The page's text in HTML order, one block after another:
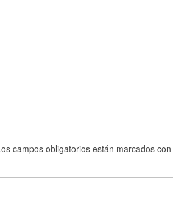
campos obligatorios están marcados con